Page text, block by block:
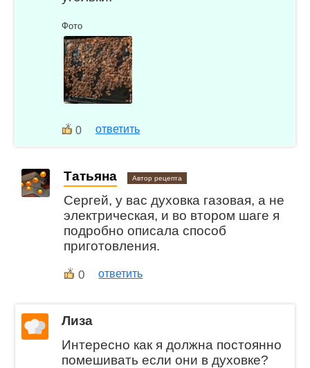
Фото
0 ответить
Татьяна Автор рецепта
Сергей, у вас духовка газовая, а не
электрическая, и во втором шаге я
подробно описала способ
приготовления.
0 ответить
Лиза
Интересно как я должна постоянно
помешивать если они в духовке?